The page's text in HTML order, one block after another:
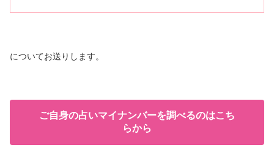
についてお送りします。
ご自身の占いマイナンバーを調べるのはこち
らから